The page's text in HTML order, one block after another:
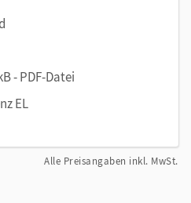
- PDF-Datei
EL
Alle Preisangaben inkl. MwSt.